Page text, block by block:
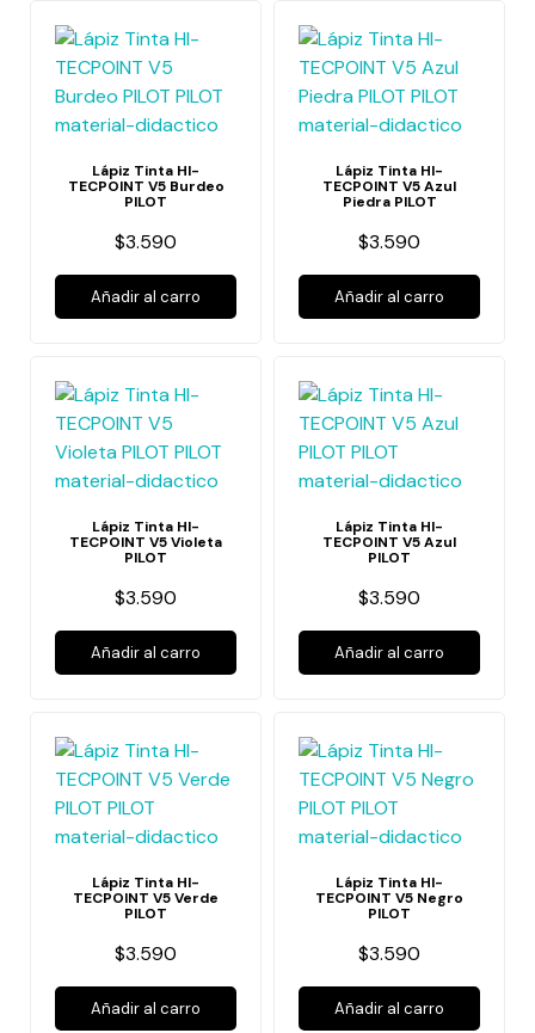
Lápiz Tinta HI-
TECPOINT V5 Burdeo
PILOT
$3.590
Añadir al carro
Lápiz Tinta HI-
TECPOINT V5 Azul
Piedra PILOT
$3.590
Añadir al carro
Lápiz Tinta HI-
TECPOINT V5 Violeta
PILOT
$3.590
Añadir al carro
Lápiz Tinta HI-
TECPOINT V5 Azul
PILOT
$3.590
Añadir al carro
Lápiz Tinta HI-
TECPOINT V5 Verde
PILOT
$3.590
Añadir al carro
Lápiz Tinta HI-
TECPOINT V5 Negro
PILOT
$3.590
Añadir al carro